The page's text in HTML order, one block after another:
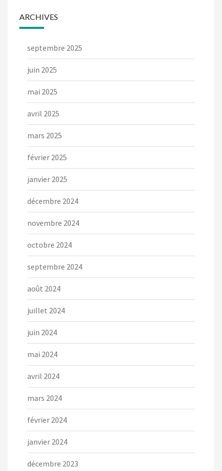
ARCHIVES
septembre 2025
juin 2025
mai 2025
avril 2025
mars 2025
février 2025
janvier 2025
décembre 2024
novembre 2024
octobre 2024
septembre 2024
août 2024
juillet 2024
juin 2024
mai 2024
avril 2024
mars 2024
février 2024
janvier 2024
décembre 2023